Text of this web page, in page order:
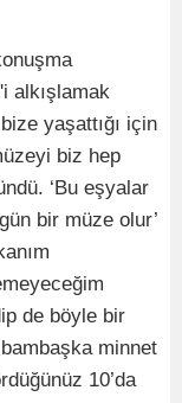
alkışlamak
yaşattığı için
biz hep
‘Bu eşyalar
bir müze olur’
de böyle bir
minnet
10’da